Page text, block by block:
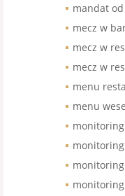
mandat
mecz w
mecz w
mecz w
menu
menu